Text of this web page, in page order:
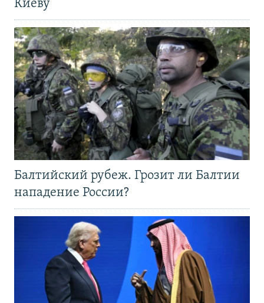
Киеву
Балтийский рубеж. Грозит ли Балтии
нападение России?